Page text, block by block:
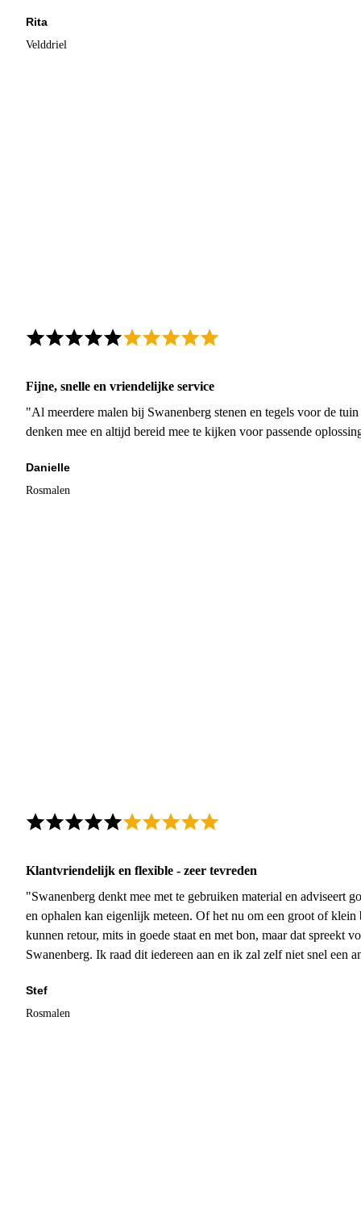
Rita
Velddriel
Fijne, snelle en vriendelijke service
"Al meerdere malen bij Swanenberg stenen en tegels voor de
denken mee en altijd bereid mee te kijken voor passende
Danielle
Rosmalen
Klantvriendelijk en flexible - zeer tevreden
"Swanenberg denkt mee met te gebruiken material en adviseert
en ophalen kan eigenlijk meteen. Of het nu om een groot of
kunnen retour, mits in goede staat en met bon, maar dat spreekt
Swanenberg. Ik raad dit iedereen aan en ik zal zelf niet snel een
Stef
Rosmalen